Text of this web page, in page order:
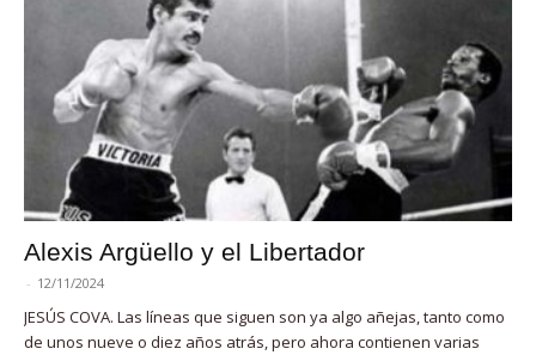
Alexis Argüello y el Libertador
- 12/11/2024
JESÚS COVA. Las líneas que siguen son ya algo añejas, tanto como
de unos nueve o diez años atrás, pero ahora contienen varias